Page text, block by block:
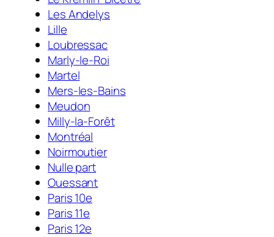
Les Andelys
Lille
Loubressac
Marly-le-Roi
Martel
Mers-les-Bains
Meudon
Milly-la-Forêt
Montréal
Noirmoutier
Nulle part
Ouessant
Paris 10e
Paris 11e
Paris 12e